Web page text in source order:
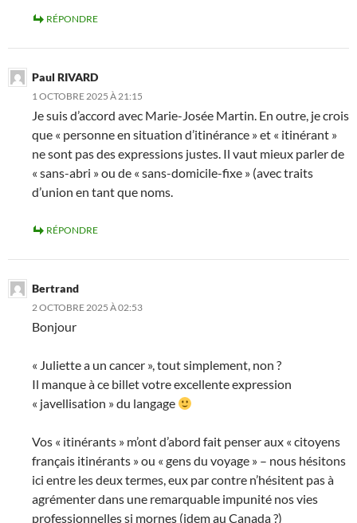
RÉPONDRE
Paul RIVARD
1 OCTOBRE 2025 À 21:15
Je suis d’accord avec Marie-Josée Martin. En outre, je crois
que « personne en situation d’itinérance » et « itinérant »
ne sont pas des expressions justes. Il vaut mieux parler de
« sans-abri » ou de « sans-domicile-fixe » (avec traits
d’union en tant que noms.
RÉPONDRE
Bertrand
2 OCTOBRE 2025 À 02:53
Bonjour
« Juliette a un cancer », tout simplement, non ?
Il manque à ce billet votre excellente expression
« javellisation » du langage
Vos « itinérants » m’ont d’abord fait penser aux « citoyens
français itinérants » ou « gens du voyage » – nous hésitons
ici entre les deux termes, eux par contre n’hésitent pas à
agrémenter dans une remarquable impunité nos vies
professionnelles si mornes (idem au Canada ?)